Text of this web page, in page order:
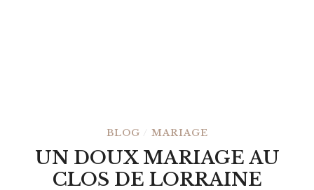
BLOG / MARIAGE
UN DOUX MARIAGE AU
CLOS DE LORRAINE